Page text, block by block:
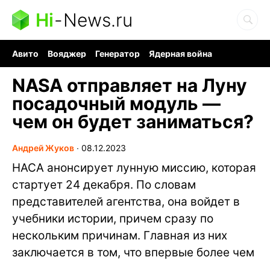
Hi-News.ru
Авито Вояджер Генератор
Ядерная война
NASA отправляет на Луну
посадочный модуль —
чем он будет заниматься?
Андрей Жуков ∙ 08.12.2023
НАСА анонсирует лунную миссию, которая
стартует 24 декабря. По словам
представителей агентства, она войдет в
учебники истории, причем сразу по
нескольким причинам. Главная из них
заключается в том, что впервые более чем